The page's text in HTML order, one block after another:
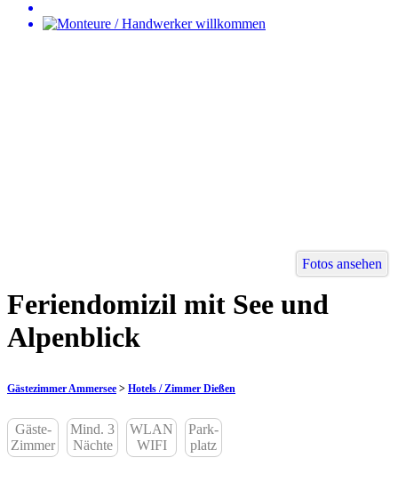
Fotos ansehen
Feriendomizil mit See und
Alpenblick
Gästezimmer Ammersee > Hotels / Zimmer Dießen
Gäste-
Zimmer
Mind. 3
Nächte
WLAN
WIFI
Park-
platz